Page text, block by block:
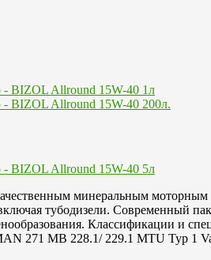
минеральным
тубодизели. Современный
Классификации и
271 MB 228.1/ 229.1 MTU Typ 1